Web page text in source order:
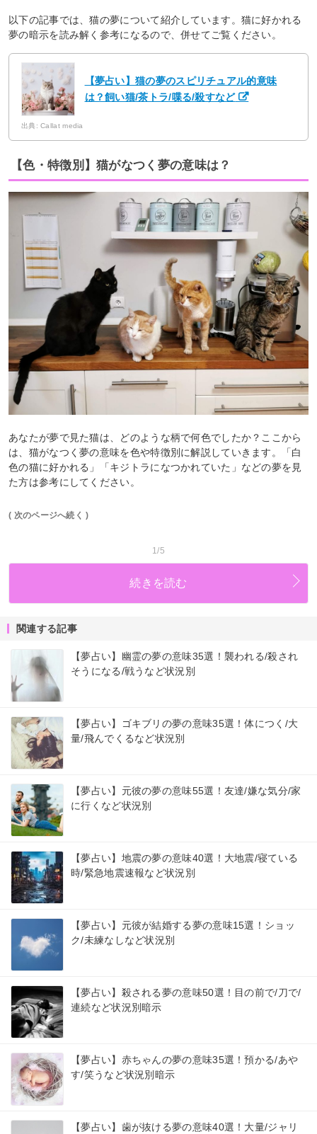
以下の記事では、猫の夢について紹介しています。猫に好かれる
夢の暗示を読み解く参考になるので、併せてご覧ください。
【夢占い】猫の夢のスピリチュアル的意味
は？飼い猫/茶トラ/喋る/殺すなど
出典: Callat media
【色・特徴別】猫がなつく夢の意味は？
あなたが夢で見た猫は、どのような柄で何色でしたか？ここから
は、猫がなつく夢の意味を色や特徴別に解説していきます。「白
色の猫に好かれる」「キジトラになつかれていた」などの夢を見
た方は参考にしてください。
( 次のページへ続く )
1/5
続きを読む
関連する記事
【夢占い】幽霊の夢の意味35選！襲われる/殺され
そうになる/戦うなど状況別
【夢占い】ゴキブリの夢の意味35選！体につく/大
量/飛んでくるなど状況別
【夢占い】元彼の夢の意味55選！友達/嫌な気分/家
に行くなど状況別
【夢占い】地震の夢の意味40選！大地震/寝ている
時/緊急地震速報など状況別
【夢占い】元彼が結婚する夢の意味15選！ショッ
ク/未練なしなど状況別
【夢占い】殺される夢の意味50選！目の前で/刀で/
連続など状況別暗示
【夢占い】赤ちゃんの夢の意味35選！預かる/あや
す/笑うなど状況別暗示
【夢占い】歯が抜ける夢の意味40選！大量/ジャリ